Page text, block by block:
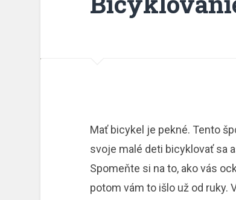
Mať bicykel je pekné. Tento
svoje malé deti bicyklovať sa
Spomeňte si na to, ako vás
potom vám to išlo už od ruky.